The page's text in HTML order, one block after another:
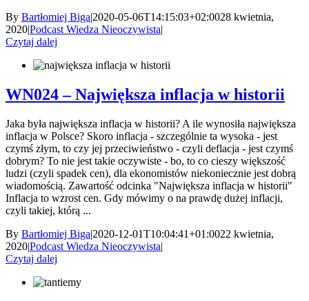
By Bartłomiej Biga|2020-05-06T14:15:03+02:0028 kwietnia,
2020|Podcast Wiedza Nieoczywista|
Czytaj dalej
WN024 – Największa inflacja w historii
Jaka była największa inflacja w historii? A ile wynosiła największa
inflacja w Polsce? Skoro inflacja - szczególnie ta wysoka - jest
czymś złym, to czy jej przeciwieństwo - czyli deflacja - jest czymś
dobrym? To nie jest takie oczywiste - bo, to co cieszy większość
ludzi (czyli spadek cen), dla ekonomistów niekoniecznie jest dobrą
wiadomością. Zawartość odcinka "Największa inflacja w historii"
Inflacja to wzrost cen. Gdy mówimy o na prawdę dużej inflacji,
czyli takiej, którą ...
By Bartłomiej Biga|2020-12-01T10:04:41+01:0022 kwietnia,
2020|Podcast Wiedza Nieoczywista|
Czytaj dalej